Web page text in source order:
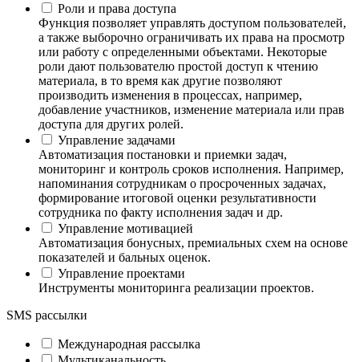
Роли и права доступа
Функция позволяет управлять доступом пользователей,
а также выборочно ограничивать их права на просмотр
или работу с определенными объектами. Некоторые
роли дают пользователю простой доступ к чтению
материала, в то время как другие позволяют
производить изменения в процессах, например,
добавление участников, изменение материала или прав
доступа для других ролей.
Управление задачами
Автоматизация постановки и приемки задач,
мониторинг и контроль сроков исполнения. Например,
напоминания сотрудникам о просроченных задачах,
формирование итоговой оценки результативности
сотрудника по факту исполнения задач и др.
Управление мотивацией
Автоматизация бонусных, премиальных схем на основе
показателей и бальных оценок.
Управление проектами
Инструменты мониторинга реализации проектов.
SMS рассылки
Международная рассылка